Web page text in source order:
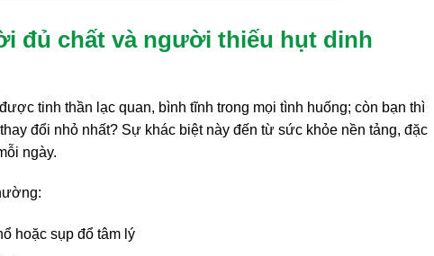
đủ chất và người thiếu hụt dinh
tinh thần lạc quan, bình tĩnh trong mọi tình huống; còn bạn thì
đổi nhỏ nhất? Sự khác biệt này đến từ sức khỏe nền tảng, đặc
ngày.
hoặc sụp đổ tâm lý